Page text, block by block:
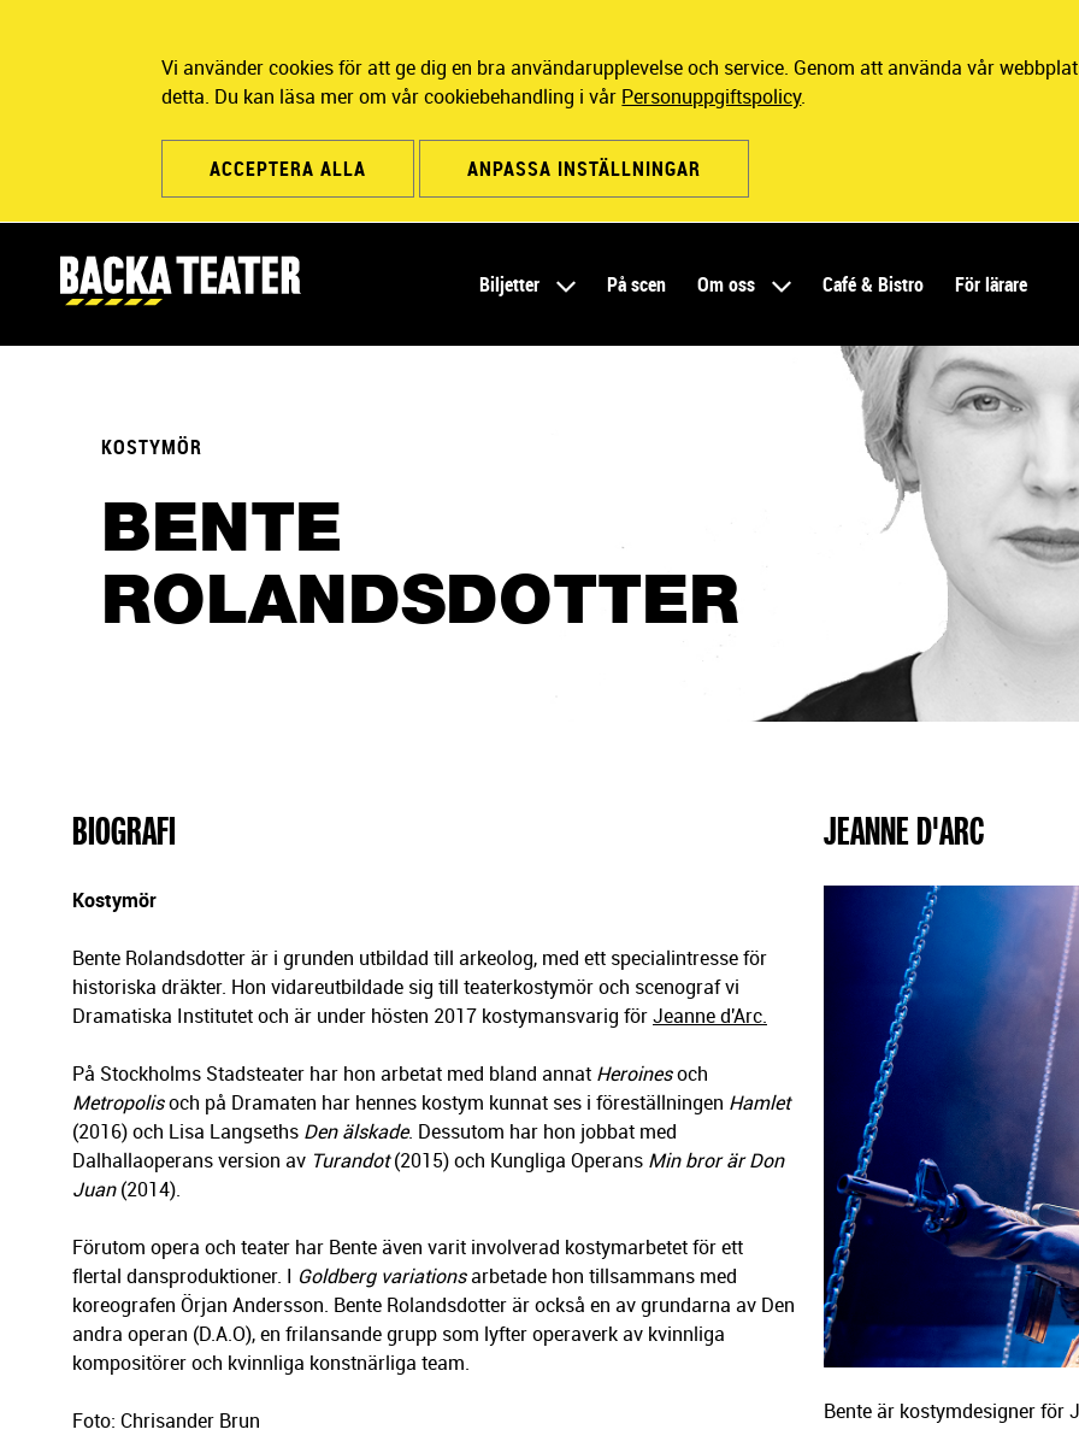
Vi använder cookies för att ge dig en bra användarupplevelse och service. Genom att använda vår
detta. Du kan läsa mer om vår cookiebehandling i vår Personuppgiftspolicy.
ACCEPTERA ALLA ANPASSA INSTÄLLNINGAR
H
v
e
r
i
Biljetter På scen Om oss Café & Bistro För lärare
KOSTYMÖR
BENTE
ROLANDSDOTTER
BIOGRAFI
Kostymör
Bente Rolandsdotter är i grunden utbildad till arkeolog, med ett specialintresse för
historiska dräkter. Hon vidareutbildade sig till teaterkostymör och scenograf vi
Dramatiska Institutet och är under hösten 2017 kostymansvarig förJeanne d'Arc.
På Stockholms Stadsteater har hon arbetat med bland annat Heroinesoch
Metropolisoch på Dramaten har hennes kostym kunnat ses i föreställningen Hamlet
(2016) och Lisa Langseths Den älskade. Dessutom har hon jobbat med
Dalhallaoperans version av Turandot(2015) och Kungliga Operans Min bror är Don
Juan(2014).
Förutom opera och teater har Bente även varit involverad kostymarbetet för ett
flertal dansproduktioner. I Goldberg variationsarbetade hon tillsammans med
koreografen Örjan Andersson. Bente Rolandsdotter är också en av grundarna av Den
andra operan (D.A.O), en frilansande grupp som lyfter operaverk av kvinnliga
kompositörer och kvinnliga konstnärliga team.
Foto: Chrisander Brun
JEANNE D'ARC
Bente är kostymdesigner för